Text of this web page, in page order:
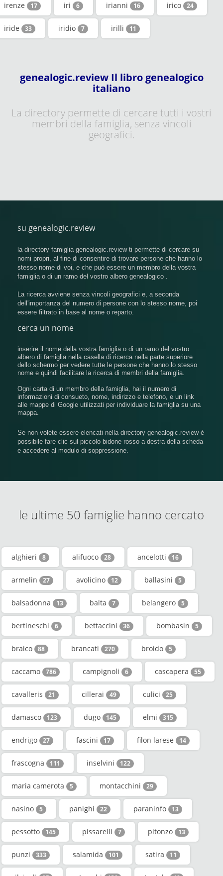
irenze 17 iri 6 irianni 16 irico 24
iride 33 iridio 7 irilli 11
genealogic.review Il libro genealogico
italiano
La directory permette di cercare tutti i vostri
membri della famiglia, senza vincoli
geografici.
su genealogic.review
la directory famiglia genealogic.review ti permette di cercare su
nomi propri, al fine di consentire di trovare persone che hanno lo
stesso nome di voi, e che può essere un membro della vostra
famiglia o di un ramo del vostro albero genealogico .
La ricerca avviene senza vincoli geografici e, a seconda
dell'importanza del numero di persone con lo stesso nome, poi
essere filtrato in base al nome o reparto.
cerca un nome
inserire il nome della vostra famiglia o di un ramo del vostro
albero di famiglia nella casella di ricerca nella parte superiore
dello schermo per vedere tutte le persone che hanno lo stesso
nome e quindi facilitare la ricerca di membri della famiglia.
Ogni carta di un membro della famiglia, hai il numero di
informazioni di consueto, nome, indirizzo e telefono, e un link
alle mappe di Google utilizzati per individuare la famiglia su una
mappa.
Se non volete essere elencati nella directory genealogic.review è
possibile fare clic sul piccolo bidone rosso a destra della scheda
e accedere al modulo di soppressione.
le ultime 50 famiglie hanno cercato
alghieri 8 alifuoco 28 ancelotti 16
armelin 27 avolicino 12 ballasini 5
balsadonna 13 balta 7 belangero 5
bertineschi 6 bettaccini 36 bombasin 5
braico 88 brancati 270 broido 5
caccamo 786 campignoli 6 cascapera 55
cavalleris 21 cillerai 49 culici 25
damasco 123 dugo 145 elmi 315
endrigo 27 fascini 17 filon larese 14
frascogna 111 inselvini 122
maria camerota 5 montacchini 29
nasino 5 panighi 22 paraninfo 13
pessotto 145 pissarelli 7 pitonzo 13
punzi 333 salamida 101 satira 11